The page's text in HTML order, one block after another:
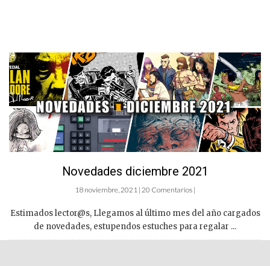
Novedades diciembre 2021
18 noviembre, 2021 | 20 Comentarios |
Estimados lector@s, Llegamos al último mes del año cargados
de novedades, estupendos estuches para regalar ...